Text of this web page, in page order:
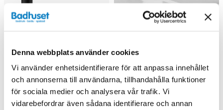
Denna webbplats använder cookies
Vi använder enhetsidentifierare för att anpassa innehållet
och annonserna till användarna, tillhandahålla funktioner
för sociala medier och analysera vår trafik. Vi
vidarebefordrar även sådana identifierare och annan